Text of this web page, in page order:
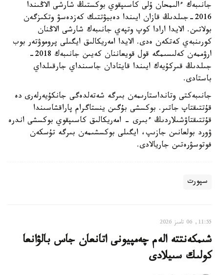
جانىبەك ءالىمحان ۇلى كاسىپقوي بوكستىڭ شارشى الاڭىندا
2016-جىلدىڭ قازان ايىندا دەبيۋتتىك كەزدەسۋ وتكىزگەن
بولاتىن. الايدا ارادا كوپ وتپەي جانىبەك شارشى الاڭنان
كورىنبەي كەتكەن ەدى. الايدا امەريكالىق ايگىلى پروموۋتەر بوب
ارۋممەن كەلىسىمگە قول قويعاننان كەيىن جانىبەك 2018-
جىلدىڭ قىركۇيەك ايىندا قايتادان جاسىنداي جارقىلداي
باستادى.
جانىبەكتى وتانداستارىمەن بىرگە شەتەلدەگى جانكۇيەرلەرى دە
قۇتتىقتاپ جاتىر. بوكسشى بۇگىن ينستاگرام پاراقشاسىندا
قۇتتىقتاۋشىلاردىڭ ءبىرى - امەريكالىق كاسىپقوي بوكسشى اندرە
ۋورد بولعانىن جازىپ، ايگىلى بوكسشىمەن بىرگە تۇسكەن
فوتوسۋرەتىن جاريالادى.
سپورت
11:55, 06 تامىز 2026
شىمكەنتتە الەم چەمپيونى اتانعان جاس بالۋانعا
كولىك سىيلادى